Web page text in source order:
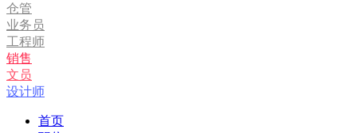
仓管
业务员
工程师
销售
文员
设计师
首页